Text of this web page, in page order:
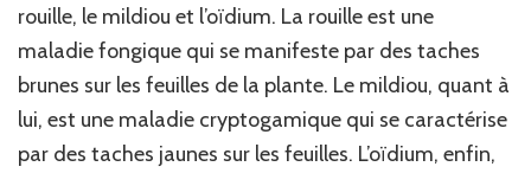
quelles
sont-
elles
?
rouille, le mildiou et l’oïdium. La rouille est une
maladie fongique qui se manifeste par des taches
brunes sur les feuilles de la plante. Le mildiou, quant à
lui, est une maladie cryptogamique qui se caractérise
par des taches jaunes sur les feuilles. L’oïdium, enfin,